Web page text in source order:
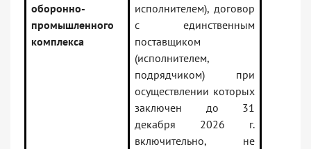
оборонно-
промышленного
комплекса
исполнителем), договор
с единственным
поставщиком
(исполнителем,
подрядчиком) при
осуществлении которых
заключен до 31
декабря 2026 г.
включительно, не